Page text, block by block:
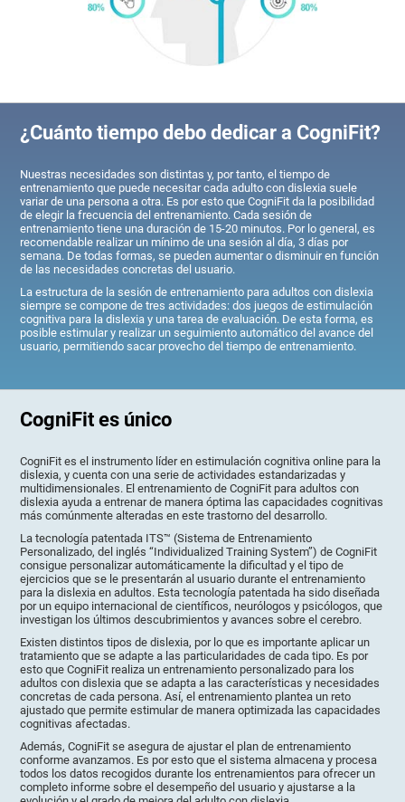
¿Cuánto tiempo debo dedicar a CogniFit?
Nuestras necesidades son distintas y, por tanto, el tiempo de
entrenamiento que puede necesitar cada adulto con dislexia suele
variar de una persona a otra. Es por esto que CogniFit da la posibilidad
de elegir la frecuencia del entrenamiento. Cada sesión de
entrenamiento tiene una duración de 15-20 minutos. Por lo general, es
recomendable realizar un mínimo de una sesión al día, 3 días por
semana. De todas formas, se pueden aumentar o disminuir en función
de las necesidades concretas del usuario.
La estructura de la sesión de entrenamiento para adultos con dislexia
siempre se compone de tres actividades: dos juegos de estimulación
cognitiva para la dislexia y una tarea de evaluación. De esta forma, es
posible estimular y realizar un seguimiento automático del avance del
usuario, permitiendo sacar provecho del tiempo de entrenamiento.
CogniFit es único
CogniFit es el instrumento líder en estimulación cognitiva online para la
dislexia, y cuenta con una serie de actividades estandarizadas y
multidimensionales. El entrenamiento de CogniFit para adultos con
dislexia ayuda a entrenar de manera óptima las capacidades cognitivas
más comúnmente alteradas en este trastorno del desarrollo.
La tecnología patentada ITS™ (Sistema de Entrenamiento
Personalizado, del inglés “Individualized Training System”) de CogniFit
consigue personalizar automáticamente la dificultad y el tipo de
ejercicios que se le presentarán al usuario durante el entrenamiento
para la dislexia en adultos. Esta tecnología patentada ha sido diseñada
por un equipo internacional de científicos, neurólogos y psicólogos, que
investigan los últimos descubrimientos y avances sobre el cerebro.
Existen distintos tipos de dislexia, por lo que es importante aplicar un
tratamiento que se adapte a las particularidades de cada tipo. Es por
esto que CogniFit realiza un entrenamiento personalizado para los
adultos con dislexia que se adapta a las características y necesidades
concretas de cada persona. Así, el entrenamiento plantea un reto
ajustado que permite estimular de manera optimizada las capacidades
cognitivas afectadas.
Además, CogniFit se asegura de ajustar el plan de entrenamiento
conforme avanzamos. Es por esto que el sistema almacena y procesa
todos los datos recogidos durante los entrenamientos para ofrecer un
completo informe sobre el desempeño del usuario y ajustarse a la